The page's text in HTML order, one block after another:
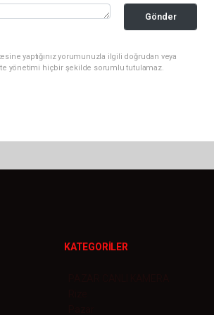
Gönder
yaptığınız yorumunuzla ilgili doğrudan veya
yönetimi hiçbir şekilde sorumlu tutulamaz.
KATEGORİLER